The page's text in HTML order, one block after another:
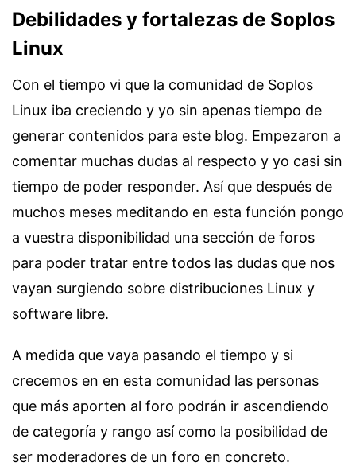
Debilidades y fortalezas de Soplos
Linux
Con el tiempo vi que la comunidad de Soplos
Linux iba creciendo y yo sin apenas tiempo de
generar contenidos para este blog. Empezaron a
comentar muchas dudas al respecto y yo casi sin
tiempo de poder responder. Así que después de
muchos meses meditando en esta función pongo
a vuestra disponibilidad una sección de foros
para poder tratar entre todos las dudas que nos
vayan surgiendo sobre distribuciones Linux y
software libre.
A medida que vaya pasando el tiempo y si
crecemos en en esta comunidad las personas
que más aporten al foro podrán ir ascendiendo
de categoría y rango así como la posibilidad de
ser moderadores de un foro en concreto.